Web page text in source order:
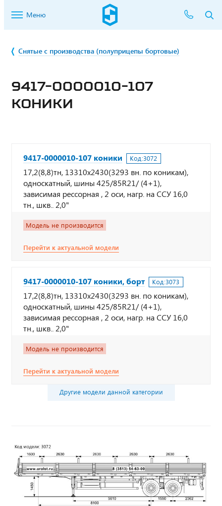
Меню
Снятые с производства (полуприцепы бортовые)
9417-0000010-107
КОНИКИ
9417-0000010-107 коники Код:3072
17,2(8,8)тн, 13310х2430(3293 вн. по коникам),
односкатный, шины 425/85R21/ (4+1),
зависимая рессорная , 2 оси, нагр. на ССУ 16,0
тн., шкв.. 2,0"
Модель не производится
Перейти к актуальной модели
9417-0000010-107 коники, борт Код:3073
17,2(8,8)тн, 13310х2430(3293 вн. по коникам),
односкатный, шины 425/85R21/ (4+1),
зависимая рессорная , 2 оси, нагр. на ССУ 16,0
тн., шкв.. 2,0"
Модель не производится
Перейти к актуальной модели
Другие модели данной категории